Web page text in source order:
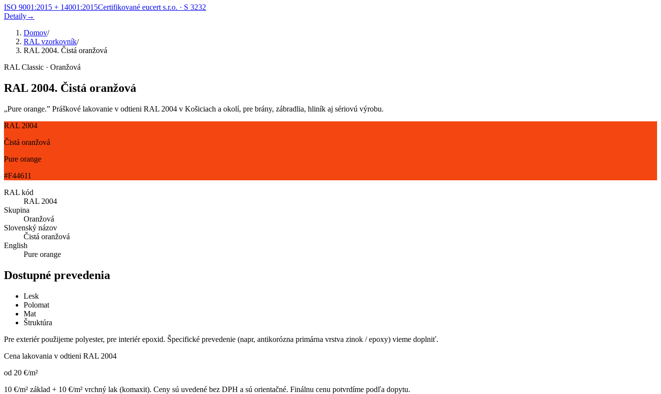
ISO 9001:2015 + 14001:2015Certifikované eucert s.r.o. · S 3232
Detaily→
Domov/
RAL vzorkovník/
RAL 2004. Čistá oranžová
RAL Classic · Oranžová
RAL 2004. Čistá oranžová
„Pure orange.” Práškové lakovanie v odtieni RAL 2004 v Košiciach a okolí, pre brány, zábradlia, hliník aj sériovú výrobu.
RAL 2004
Čistá oranžová
Pure orange
#F44611
RAL kód
RAL 2004
Skupina
Oranžová
Slovenský názov
Čistá oranžová
English
Pure orange
Dostupné prevedenia
Lesk
Polomat
Mat
Štruktúra
Pre exteriér použijeme polyester, pre interiér epoxid. Špecifické prevedenie (napr, antikorózna primárna vrstva zinok / epoxy) vieme doplniť.
Cena lakovania v odtieni RAL 2004
od 20 €/m²
10 €/m² základ + 10 €/m² vrchný lak (komaxit). Ceny sú uvedené bez DPH a sú orientačné. Finálnu cenu potvrdíme podľa dopytu.